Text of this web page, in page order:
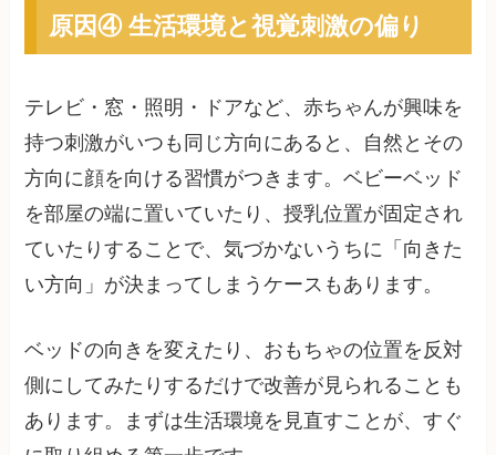
原因④ 生活環境と視覚刺激の偏り
テレビ・窓・照明・ドアなど、赤ちゃんが興味を
持つ刺激がいつも同じ方向にあると、自然とその
方向に顔を向ける習慣がつきます。ベビーベッド
を部屋の端に置いていたり、授乳位置が固定され
ていたりすることで、気づかないうちに「向きた
い方向」が決まってしまうケースもあります。
ベッドの向きを変えたり、おもちゃの位置を反対
側にしてみたりするだけで改善が見られることも
あります。まずは生活環境を見直すことが、すぐ